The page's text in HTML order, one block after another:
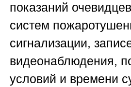
показаний
систем
сигнализации,
видеонаблюдения,
условий и времени